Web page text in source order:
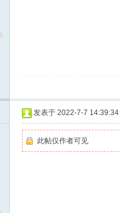
发表于 2022-7-7 14:39:34
此帖仅作者可见